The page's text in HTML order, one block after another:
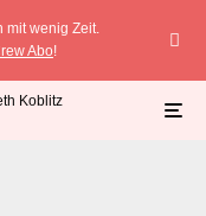
mit wenig Zeit.
Abo!